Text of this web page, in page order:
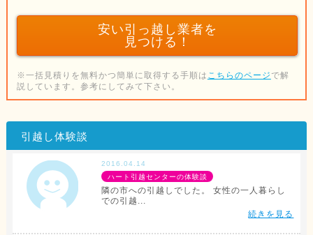
安い引っ越し業者を
見つける！
※一括見積りを無料かつ簡単に取得する手順は こちらのページ で解
説しています。参考にしてみて下さい。
引越し体験談
2016.04.14
ハート引越センターの体験談
隣の市への引越しでした。 女性の一人暮らし
での引越...
続きを見る